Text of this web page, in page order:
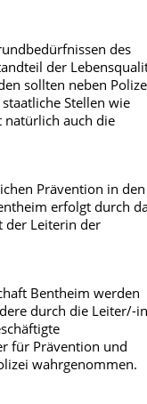
des
der
sollten neben
Stellen wie
natürlich auch die
Prävention in den
erfolgt durch
der Leiterin der
Bentheim werden
durch die Leiter/-
für Prävention und
wahrgenommen.